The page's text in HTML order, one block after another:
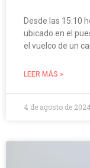
Desde las 15:10
ubicado en el
el vuelco de un
LEER MÁS »
4 de agosto de 2024